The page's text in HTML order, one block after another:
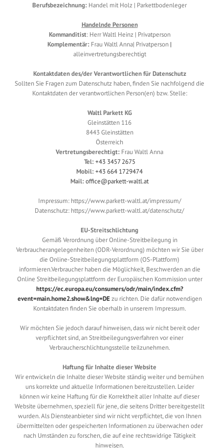
Berufsbezeichnung: Handel mit Holz | Parkettbodenleger
Handelnde Personen
Kommanditist: Herr Waltl Heinz | Privatperson
Komplementär: Frau Waltl Anna| Privatperson|
alleinvertretungsberechtigt
Kontaktdaten des/der Verantwortlichen für Datenschutz
Sollten Sie Fragen zum Datenschutz haben, finden Sie nachfolgend die
Kontaktdaten der verantwortlichen Person(en) bzw. Stelle:
Waltl Parkett KG
Gleinstätten 116
8443 Gleinstätten
Österreich
Vertretungsberechtigt: Frau Waltl Anna
Tel:+43 3457 2675
Mobil:+43 664 1729474
Mail:office@parkett-waltl.at
Impressum: https://www.parkett-waltl.at/impressum/
Datenschutz: https://www.parkett-waltl.at/datenschutz/
EU-Streitschlichtung
Gemäß Verordnung über Online-Streitbeilegung in
Verbraucherangelegenheiten (ODR-Verordnung) möchten wir Sie über
die Online-Streitbeilegungsplattform (OS-Plattform)
informieren.Verbraucher haben die Möglichkeit, Beschwerden an die
Online Streitbeilegungsplattform der Europäischen Kommission unter
https://ec.europa.eu/consumers/odr/main/index.cfm?
event=main.home2.show&lng=DEzu richten. Die dafür notwendigen
Kontaktdaten finden Sie oberhalb in unserem Impressum.
Wir möchten Sie jedoch darauf hinweisen, dass wir nicht bereit oder
verpflichtet sind, an Streitbeilegungsverfahren vor einer
Verbraucherschlichtungsstelle teilzunehmen.
Haftung für Inhalte dieser Website
Wir entwickeln die Inhalte dieser Website ständig weiter und bemühen
uns korrekte und aktuelle Informationen bereitzustellen. Leider
können wir keine Haftung für die Korrektheit aller Inhalte auf dieser
Website übernehmen, speziell für jene, die seitens Dritter bereitgestellt
wurden. Als Diensteanbieter sind wir nicht verpflichtet, die von Ihnen
übermittelten oder gespeicherten Informationen zu überwachen oder
nach Umständen zu forschen, die auf eine rechtswidrige Tätigkeit
hinweisen.